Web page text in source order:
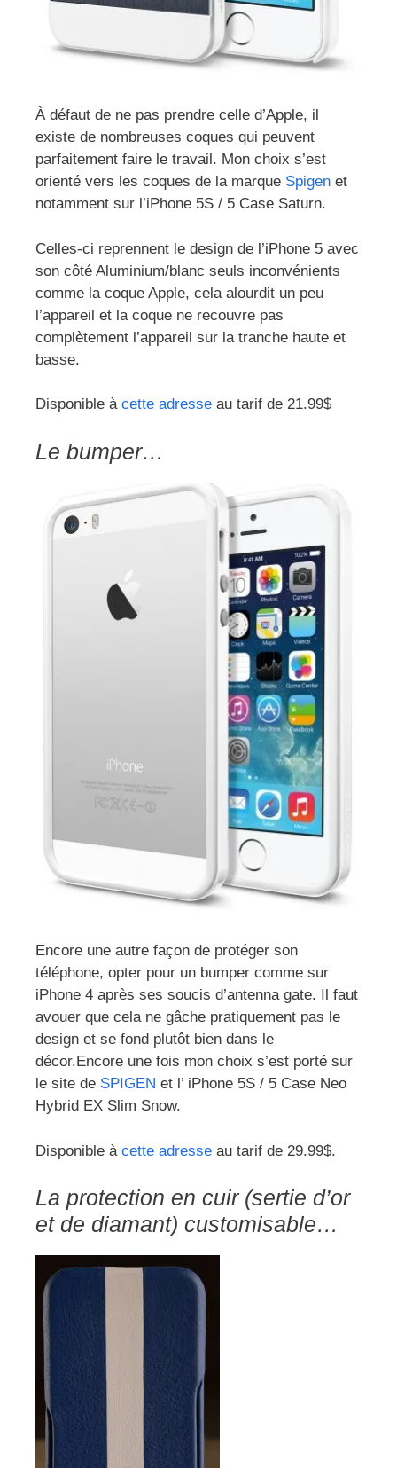
À défaut de ne pas prendre celle d’Apple, il
existe de nombreuses coques qui peuvent
parfaitement faire le travail. Mon choix s’est
orienté vers les coques de la marque Spigen et
notamment sur l’iPhone 5S / 5 Case Saturn.
Celles-ci reprennent le design de l’iPhone 5 avec
son côté Aluminium/blanc seuls inconvénients
comme la coque Apple, cela alourdit un peu
l’appareil et la coque ne recouvre pas
complètement l’appareil sur la tranche haute et
basse.
Disponible à cette adresse au tarif de 21.99$
Le bumper…
Encore une autre façon de protéger son
téléphone, opter pour un bumper comme sur
iPhone 4 après ses soucis d’antenna gate. Il faut
avouer que cela ne gâche pratiquement pas le
design et se fond plutôt bien dans le
décor.Encore une fois mon choix s’est porté sur
le site de SPIGEN et l’ iPhone 5S / 5 Case Neo
Hybrid EX Slim Snow.
Disponible à cette adresse au tarif de 29.99$.
La protection en cuir (sertie d’or
et de diamant) customisable…